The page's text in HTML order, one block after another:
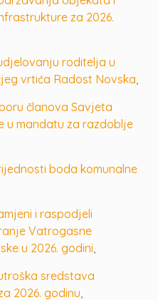
za 2026.
roditelja u
vrtića Radost Novska,
članova Savjeta
u mandatu za razdoblje
boda komunalne
i raspodjeli
Vatrogasne
u 2026. godini,
sredstava
2026. godinu,